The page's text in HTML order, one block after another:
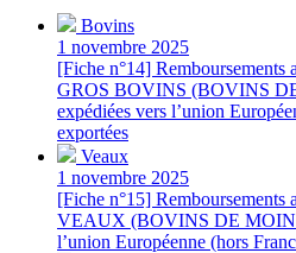
Bovins
1 novembre 2025
[Fiche n°14] Remboursements
GROS BOVINS (BOVINS
expédiées vers l’union
exportées
Veaux
1 novembre 2025
[Fiche n°15] Remboursements
VEAUX (BOVINS DE
l’union Européenne (hors